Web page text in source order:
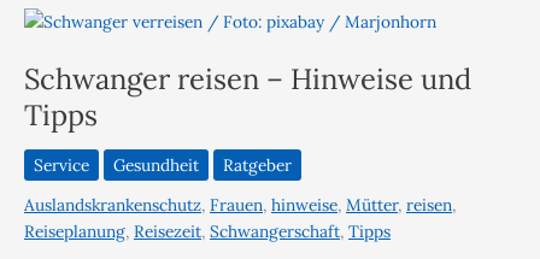
Schwanger reisen – Hinweise und
Tipps
Service Gesundheit
Ratgeber
Auslandskrankenschutz, Frauen, hinweise, Mütter, reisen,
Reiseplanung, Reisezeit, Schwangerschaft, Tipps